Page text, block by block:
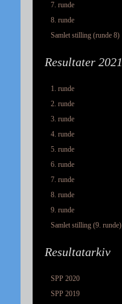
7. runde
8. runde
Samlet stilling (runde 8)
Resultater 2021
1. runde
2. runde
3. runde
4. runde
5. runde
6. runde
7. runde
8. runde
9. runde
Samlet stilling (9. runde)
Resultatarkiv
SPP 2020
SPP 2019